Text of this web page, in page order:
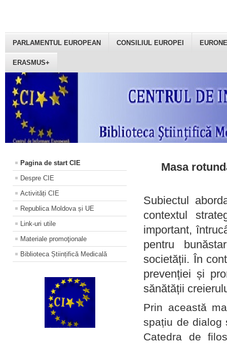
PARLAMENTUL EUROPEAN CONSILIUL EUROPEI
ERASMUS+
Pagina de start CIE
Despre CIE
Activități CIE
Republica Moldova și UE
Link-uri utile
Materiale promoţionale
Biblioteca Științifică Medicală
Masa
Subiectul
contextul
important,
pentru
societății. În
prevenției și
sănătății
Prin această
spațiu de dialog
Catedra de